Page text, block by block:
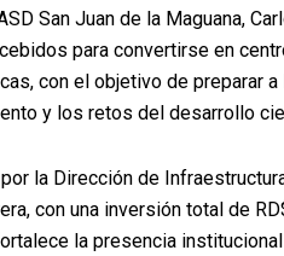
San Juan de la Maguana,
para convertirse en
con el objetivo de preparar
y los retos del desarrollo
la Dirección de
con una inversión total de
la presencia